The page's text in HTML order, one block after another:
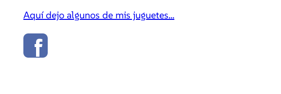
Aquí dejo algunos de mis juguetes...